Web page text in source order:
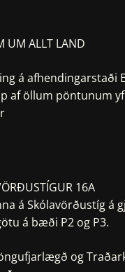
UM ALLT LAND
á afhendingarstaði
af öllum pöntunum
16A
á Skólavörðustíg á
á bæði P2 og P3.
og